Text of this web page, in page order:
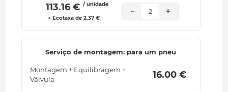
113.16 € / unidade
+ Ecotaxa de 2.37 €
- 2 +
Serviço de montagem: para um pneu
Montagem + Equilibragem +
Válvula
16.00 €